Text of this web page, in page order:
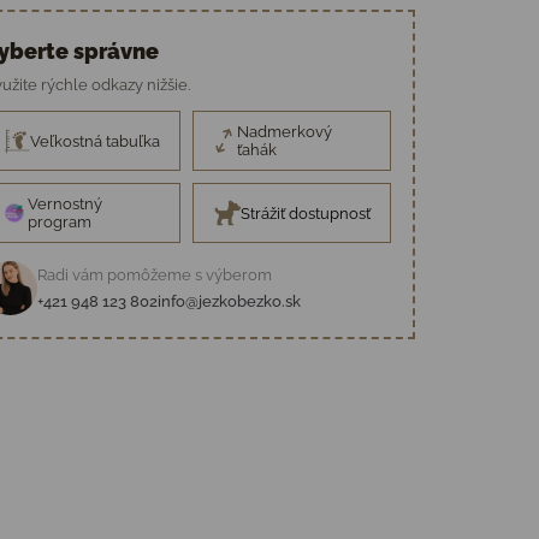
správne
rýchle odkazy nižšie.
Veľkostná tabuľka
Nadmerkový
ťahák
Vernostný
program
Strážiť dostupnosť
Radi vám pomôžeme s výberom
+421 948 123 802info@jezkobezko.sk